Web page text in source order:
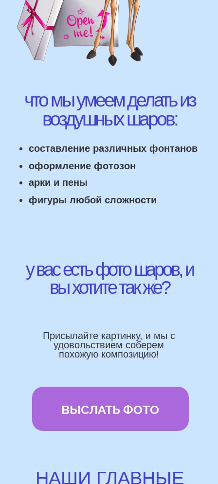
Присылайте картинку, и мы с
удовольствием соберем
похожую композицию!
ВЫСЛАТЬ ФОТО
Работаем напрямую, без посредника
Предоставляем гарантию полета
Бонусы и скидки постоянным
покупателям
НАШИ ГЛАВНЫЕ
ПРЕИМУЩЕСТВА